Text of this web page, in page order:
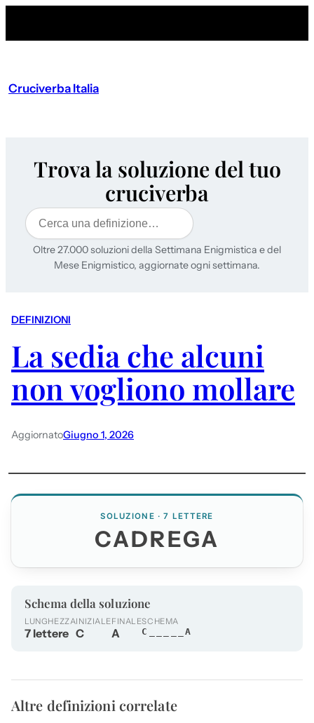
Cruciverba Italia
Trova la soluzione del tuo
cruciverba
Cerca
Oltre 27.000 soluzioni della Settimana Enigmistica e del
Mese Enigmistico, aggiornate ogni settimana.
DEFINIZIONI
La sedia che alcuni
non vogliono mollare
AggiornatoGiugno 1, 2026
SOLUZIONE · 7 LETTERE
CADREGA
Schema della soluzione
LUNGHEZZA
7 lettere
INIZIALE
C
FINALE
A
SCHEMA
C_____A
Altre definizioni correlate